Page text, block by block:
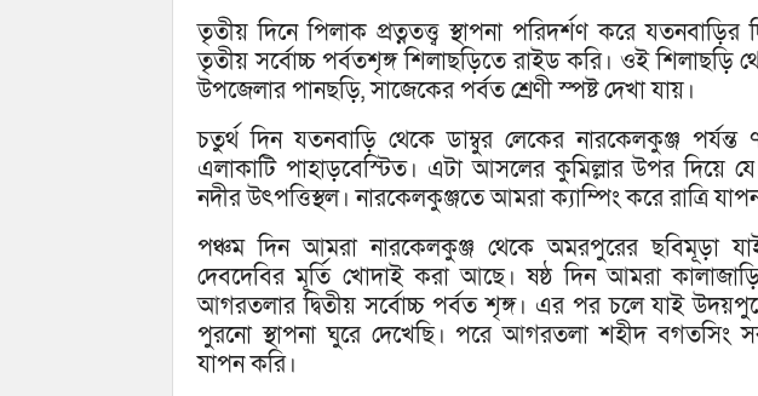
তৃতীয় দিনে পিলাক প্রত্নতত্ত্ব স্থাপনা পরিদর্শণ করে যতনবাড়ির
তৃতীয় সর্বোচ্চ পর্বতশৃঙ্গ শিলাছড়িতে রাইড করি। ওই শিলাছড়ি
উপজেলার পানছড়ি, সাজেকের পর্বত শ্রেণী স্পষ্ট দেখা যায়।
চতুর্থ দিন যতনবাড়ি থেকে ডাম্বুর লেকের নারকেলকুঞ্জ
এলাকাটি পাহাড়বেস্টিত। এটা আসলের কুমিল্লার উপর দিয়ে
নদীর উৎপত্তিস্থল। নারকেলকুঞ্জতে আমরা ক্যাম্পিং করে রাত্রি
পঞ্চম দিন আমরা নারকেলকুঞ্জ থেকে অমরপুরের ছবিমূড়া
দেবদেবির মূর্তি খোদাই করা আছে। ষষ্ঠ দিন আমরা
আগরতলার দ্বিতীয় সর্বোচ্চ পর্বত শৃঙ্গ। এর পর চলে যাই
পুরনো স্থাপনা ঘুরে দেখেছি। পরে আগরতলা শহীদ বগতসিং
যাপন করি।